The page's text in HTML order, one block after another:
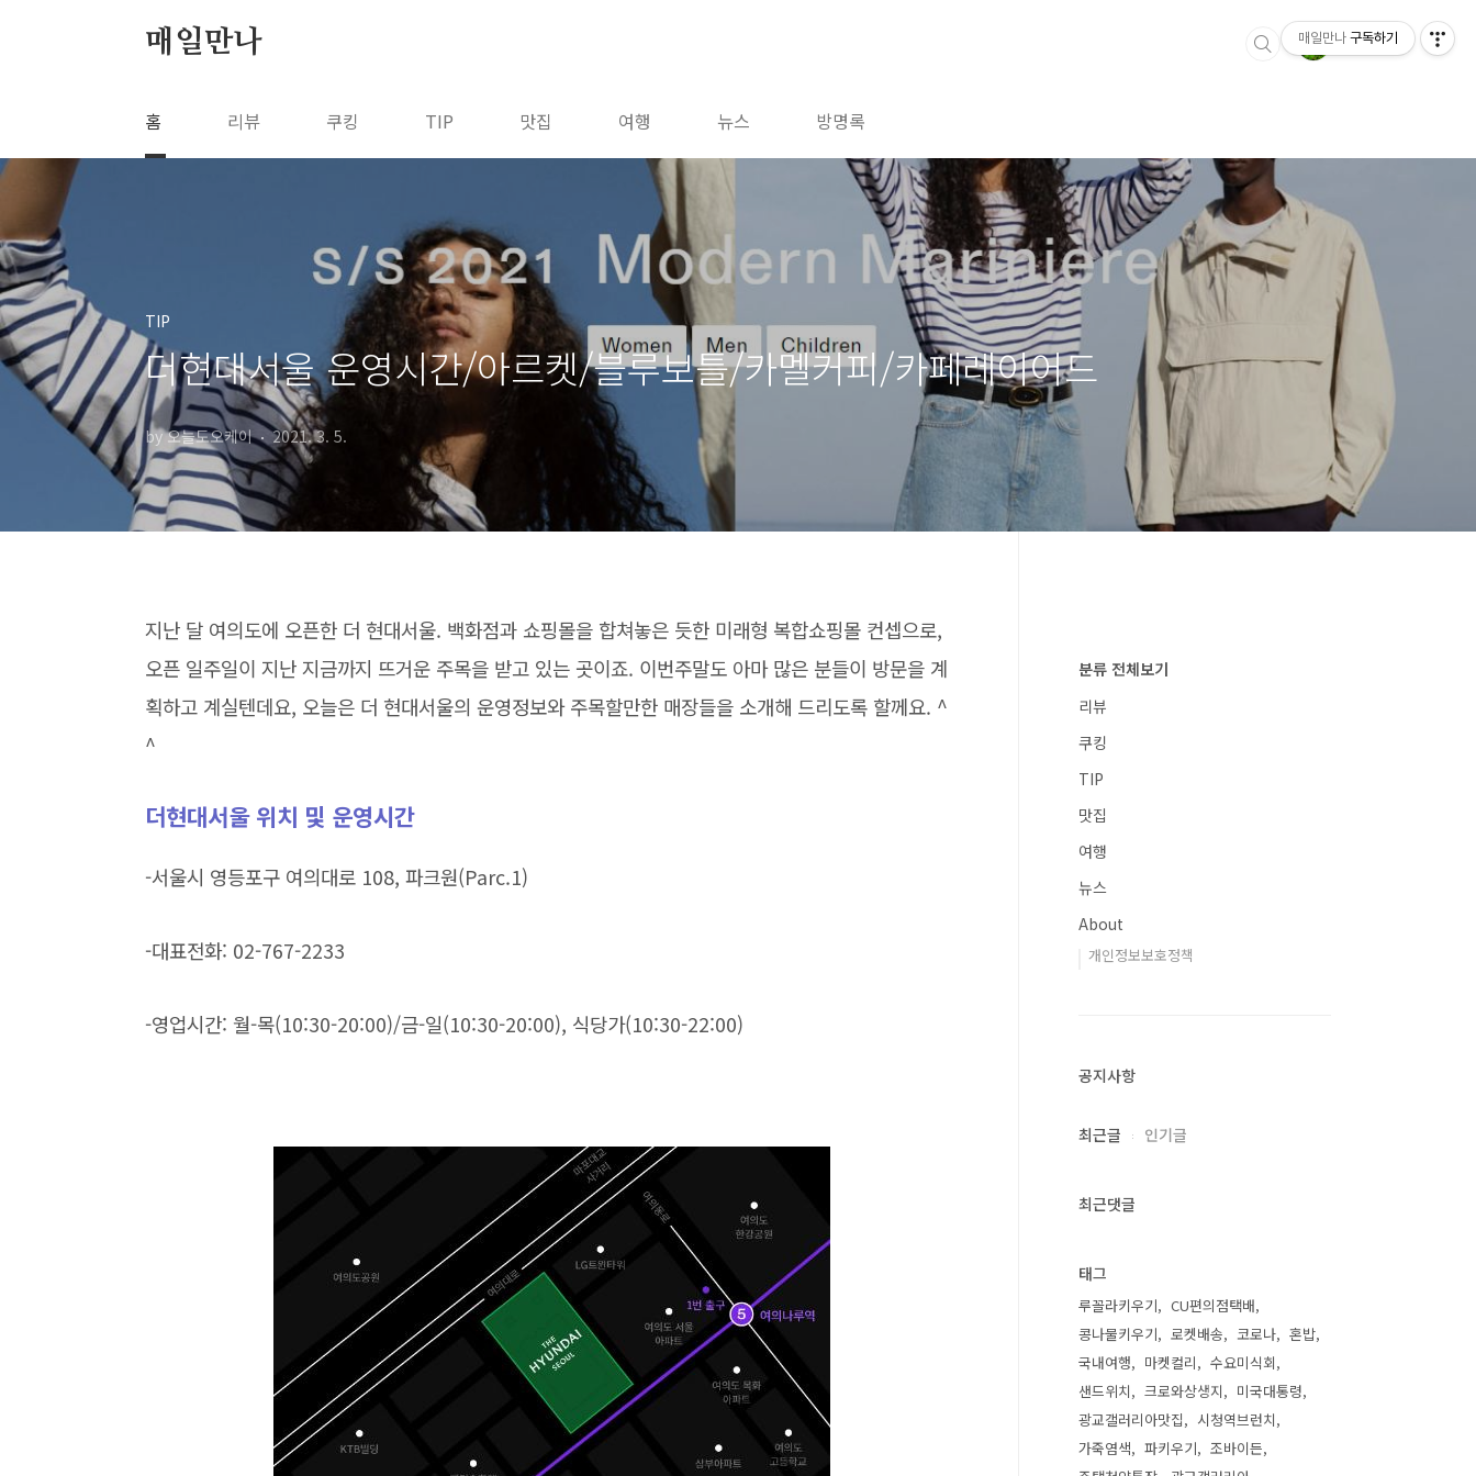
매일만나
홈 리뷰 쿠킹 TIP 맛집 여행 뉴스 방명록
TIP
더현대서울 운영시간/아르켓/블루보틀/카멜커피/카페레이어드
by 오늘도오케이 2021. 3. 5.
지난 달 여의도에 오픈한 더 현대서울. 백화점과 쇼핑몰을 합쳐놓은 듯한 미래형 복합쇼핑몰 컨셉으로,
오픈 일주일이 지난 지금까지 뜨거운 주목을 받고 있는 곳이죠. 이번주말도 아마 많은 분들이 방문을 계
획하고 계실텐데요, 오늘은 더 현대서울의 운영정보와 주목할만한 매장들을 소개해 드리도록 할께요. ^
^
더현대서울 위치 및 운영시간
-서울시 영등포구 여의대로 108, 파크원(Parc.1)
-대표전화: 02-767-2233
-영업시간: 월-목(10:30-20:00)/금-일(10:30-20:00), 식당가(10:30-22:00)
분류 전체보기
리뷰
쿠킹
TIP
맛집
여행
뉴스
About
개인정보보호정책
공지사항
최근글 인기글
최근댓글
태그
루꼴라키우기
CU편의점택배
콩나물키우기
로켓배송 코로나
혼밥
국내여행
마켓컬리
수요미식회
샌드위치
크로와상생지
미국대통령
광교갤러리아맛집
시청역브런치
가죽염색
파키우기
조바이든
매일만나 구독하기